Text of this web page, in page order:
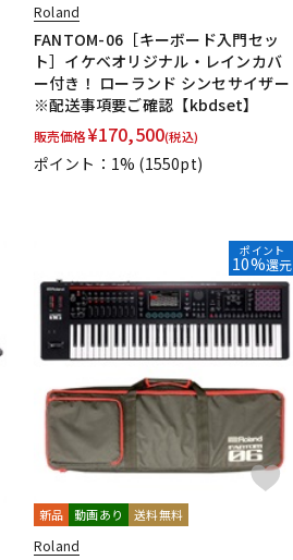
Roland
FANTOM-06［キーボード入門セッ
ト］イケベオリジナル・レインカバ
ー付き！ ローランド シンセサイザー
※配送事項要ご確認【kbdset】
販売価格¥170,500(税込)
ポイント：1% (1550pt)
ポイント
10%還元
新品 動画あり 送料無料
Roland